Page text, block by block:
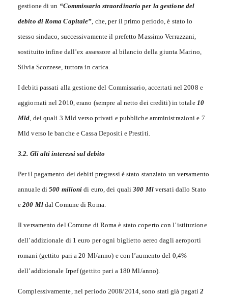
gestione di un “Commissario straordinario per la gestione del
debito di Roma Capitale”, che, per il primo periodo, è stato lo
stesso sindaco, successivamente il prefetto Massimo Verrazzani,
sostituito infine dall’ex assessore al bilancio della giunta Marino,
Silvia Scozzese, tuttora in carica.
I debiti passati alla gestione del Commissario, accertati nel 2008 e
aggiornati nel 2010, erano (sempre al netto dei crediti) in totale 10
Mld, dei quali 3 Mld verso privati e pubbliche amministrazioni e 7
Mld verso le banche e Cassa Depositi e Prestiti.
3.2. Gli alti interessi sul debito
Per il pagamento dei debiti pregressi è stato stanziato un versamento
annuale di500 milioni di euro, dei quali300 Mlversati dallo Stato
e 200 Ml dal Comune di Roma.
Il versamento del Comune di Roma è stato coperto con l’istituzione
dell’addizionale di 1 euro per ogni biglietto aereo dagli aeroporti
romani (gettito pari a 20 Ml/anno) e con l’aumento del 0,4%
dell’addizionale Irpef (gettito pari a 180 Ml/anno).
Complessivamente, nel periodo 2008/2014, sono stati già pagati2